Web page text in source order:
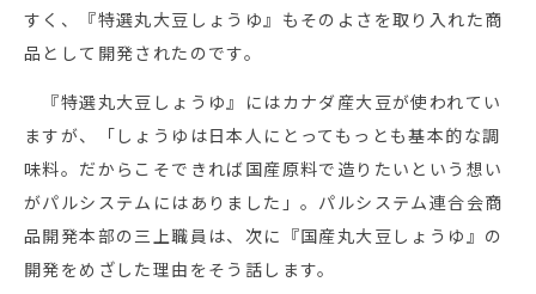
すく、『特選丸大豆しょうゆ』もそのよさを取り入れた商
品として開発されたのです。
『特選丸大豆しょうゆ』にはカナダ産大豆が使われてい
ますが、「しょうゆは日本人にとってもっとも基本的な調
味料。だからこそできれば国産原料で造りたいという想い
がパルシステムにはありました」。パルシステム連合会商
品開発本部の三上職員は、次に『国産丸大豆しょうゆ』の
開発をめざした理由をそう話します。